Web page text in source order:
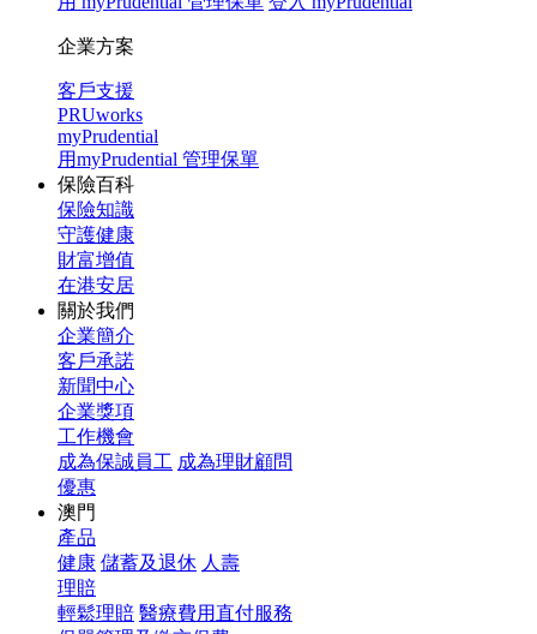
企業方案
客戶支援
PRUworks
myPrudential
用myPrudential 管理保單
保險百科
保險知識
守護健康
財富增值
在港安居
關於我們
企業簡介
客戶承諾
新聞中心
企業獎項
工作機會
成為保誠員工 成為理財顧問
優惠
澳門
產品
健康 儲蓄及退休 人壽
理賠
輕鬆理賠 醫療費用直付服務